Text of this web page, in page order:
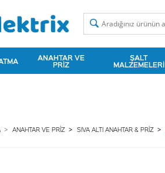
ANAHTAR VE
PRIZ
ŞALT
MALZEMELERI
ANAHTAR VE PRIZ SIVA ALTI ANAHTAR & PRIZ